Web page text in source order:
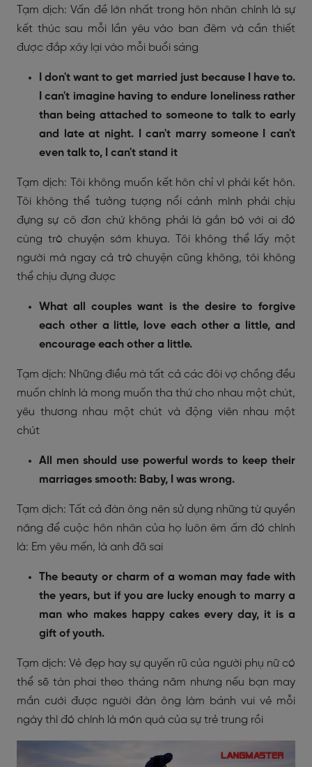
Tạm dịch: Vấn đề lớn nhất trong hôn nhân chính là sự
kết thúc sau mỗi lần yêu vào ban đêm và cần thiết
được đắp xây lại vào mỗi buổi sáng
I don't want to get married just because I have to.
I can't imagine having to endure loneliness rather
than being attached to someone to talk to early
and late at night. I can't marry someone I can't
even talk to, I can't stand it
Tạm dịch: Tôi không muốn kết hôn chỉ vì phải kết hôn.
Tôi không thể tưởng tượng nổi cảnh mình phải chịu
đựng sự cô đơn chứ không phải là gắn bó với ai đó
cùng trò chuyện sớm khuya. Tôi không thể lấy một
người mà ngay cả trò chuyện cũng không, tôi không
thể chịu đựng được
What all couples want is the desire to forgive
each other a little, love each other a little, and
encourage each other a little.
Tạm dịch: Những điều mà tất cả các đôi vợ chồng đều
muốn chính là mong muốn tha thứ cho nhau một chút,
yêu thương nhau một chút và động viên nhau một
chút
All men should use powerful words to keep their
marriages smooth: Baby, I was wrong.
Tạm dịch: Tất cả đàn ông nên sử dụng những từ quyền
năng để cuộc hôn nhân của họ luôn êm ấm đó chính
là: Em yêu mến, là anh đã sai
The beauty or charm of a woman may fade with
the years, but if you are lucky enough to marry a
man who makes happy cakes every day, it is a
gift of youth.
Tạm dịch: Vẻ đẹp hay sự quyến rũ của người phụ nữ có
thể sẽ tàn phai theo tháng năm nhưng nếu bạn may
mắn cưới được người đàn ông làm bánh vui vẻ mỗi
ngày thì đó chính là món quà của sự trẻ trung rồi